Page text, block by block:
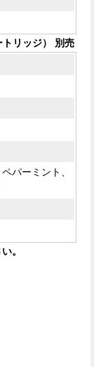
リッジ） 別売
パーミント、
。